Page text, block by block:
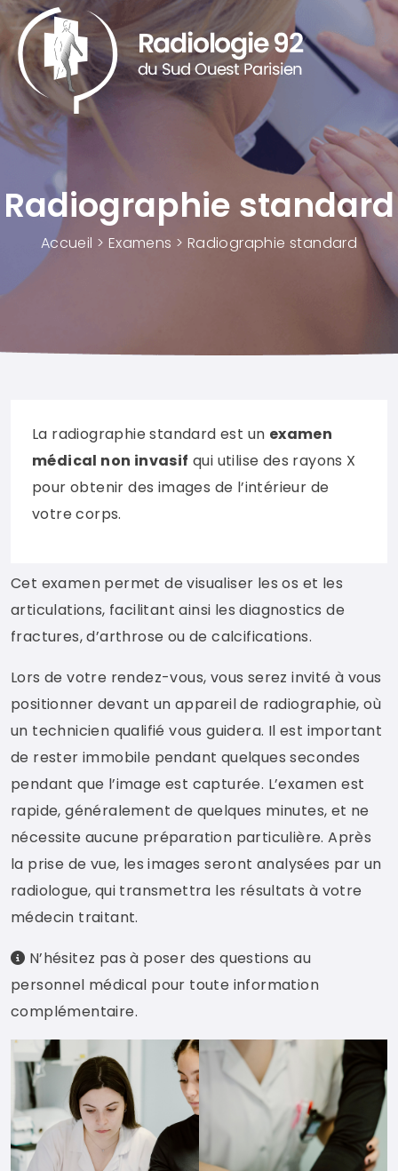
Radiographie standard
Accueil > Examens > Radiographie standard
La radiographie standard est un examen
médical non invasif qui utilise des rayons X
pour obtenir des images de l’intérieur de
votre corps.
Cet examen permet de visualiser les os et les
articulations, facilitant ainsi les diagnostics de
fractures, d’arthrose ou de calcifications.
Lors de votre rendez-vous, vous serez invité à vous
positionner devant un appareil de radiographie, où
un technicien qualifié vous guidera. Il est important
de rester immobile pendant quelques secondes
pendant que l’image est capturée. L’examen est
rapide, généralement de quelques minutes, et ne
nécessite aucune préparation particulière. Après
la prise de vue, les images seront analysées par un
radiologue, qui transmettra les résultats à votre
médecin traitant.
N’hésitez pas à poser des questions au
personnel médical pour toute information
complémentaire.
Panneau de gestion des cookies